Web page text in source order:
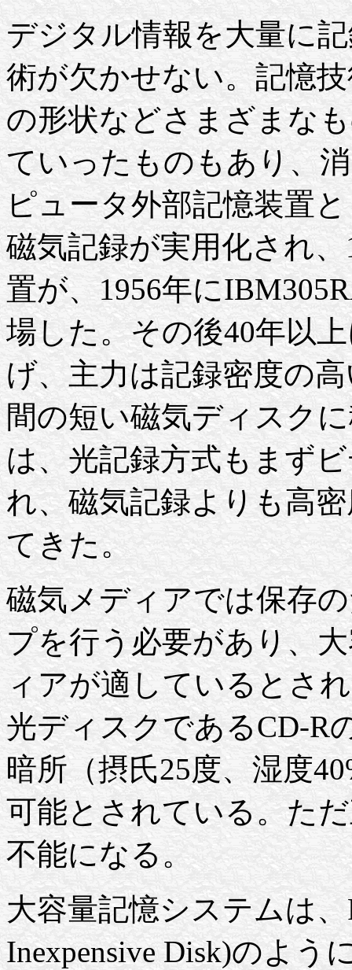
デジタル情報を大量に
術が欠かせない。記憶
の形状などさまざまな
ていったものもあり、
ピュータ外部記憶装置
磁気記録が実用化され
置が、1956年に
場した。その後40年以
げ、主力は記録密度の
間の短い磁気ディスク
は、光記録方式もまず
れ、磁気記録よりも高
てきた。
磁気メディアでは保存
プを行う必要があり、
ィアが適しているとさ
光ディスクであるCD-R
暗所（摂氏25度、湿度
可能とされている。た
不能になる。
大容量記憶システムは、
Inexpensive Disk)のよう